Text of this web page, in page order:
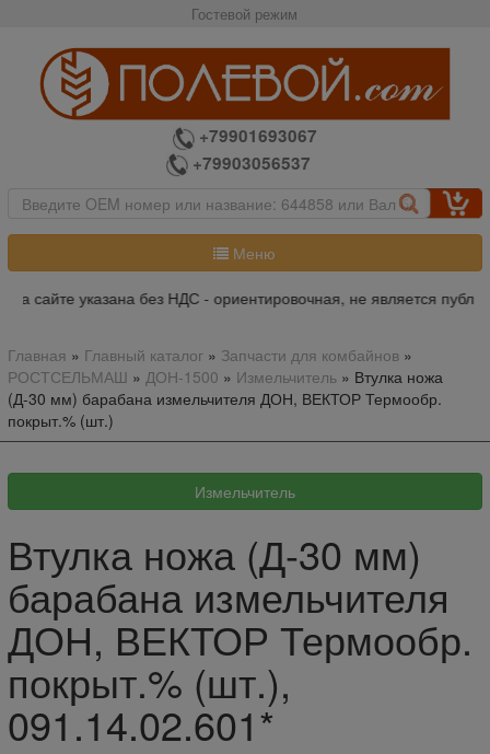
Гостевой режим
+79901693067
+79903056537
Меню
сайте указана без НДС - ориентировочная, не является
Главная » Главный каталог» Запчасти для комбайнов»
РОСТСЕЛЬМАШ » ДОН-1500 » Измельчитель» Втулка ножа
(Д-30 мм) барабана измельчителя ДОН, ВЕКТОР Термообр.
покрыт.% (шт.)
Втулка ножа (Д-30 мм)
барабана измельчителя
ДОН, ВЕКТОР Термообр.
покрыт.% (шт.),
091.14.02.601*